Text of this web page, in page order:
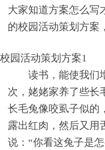
大家知道方案怎么写
的校园活动策划方案
校园活动策划方案1
读书，能使我们
次，姥姥家养了些长
长毛兔像咬虱子似的
露出红肉，然后又用
说：“你看这兔子是